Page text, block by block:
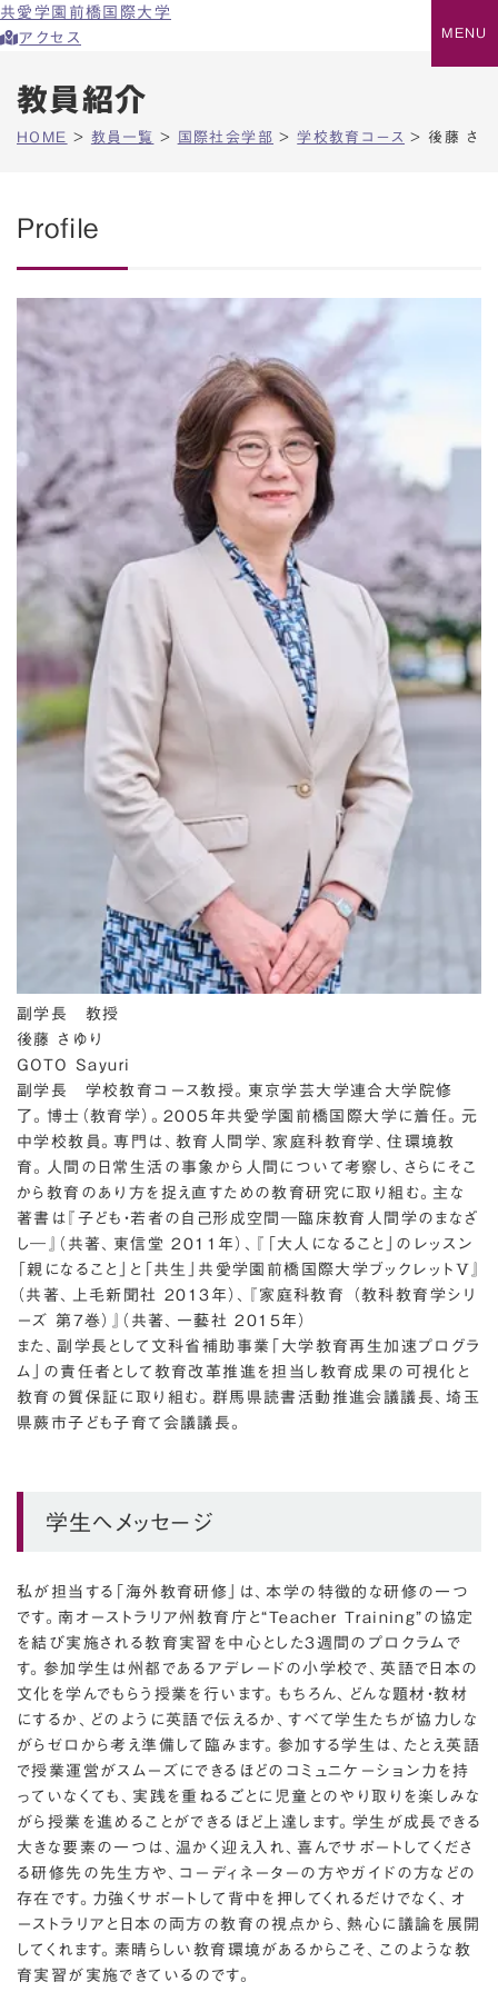
共愛学園前橋国際大学
アクセス
教員紹介
HOME > 教員一覧 > 国際社会学部 >学校教育コース >後藤 さゆ
Profile
副学長 教授
後藤 さゆり
GOTO Sayuri
副学長 学校教育コース教授。東京学芸大学連合大学院修
了。博士（教育学）。2005年共愛学園前橋国際大学に着任。元
中学校教員。専門は、教育人間学、家庭科教育学、住環境教
育。人間の日常生活の事象から人間について考察し、さらにそこ
から教育のあり方を捉え直すための教育研究に取り組む。主な
著書は『子ども・若者の自己形成空間―臨床教育人間学のまなざ
し―』（共著、東信堂 2011年）、『「大人になること」のレッスン
「親になること」と「共生」共愛学園前橋国際大学ブックレットⅤ』
（共著、上毛新聞社 2013年）、『家庭科教育 （教科教育学シリ
ーズ 第7巻）』（共著、一藝社 2015年）
また、副学長として文科省補助事業「大学教育再生加速プログラ
ム」の責任者として教育改革推進を担当し教育成果の可視化と
教育の質保証に取り組む。群馬県読書活動推進会議議長、埼玉
県蕨市子ども子育て会議議長。
学生へメッセージ
私が担当する「海外教育研修」は、本学の特徴的な研修の一つ
です。南オーストラリア州教育庁と“Teacher Training”の協定
を結び実施される教育実習を中心とした3週間のプロクラムで
す。参加学生は州都であるアデレードの小学校で、英語で日本の
文化を学んでもらう授業を行います。もちろん、どんな題材・教材
にするか、どのように英語で伝えるか、すべて学生たちが協力しな
がらゼロから考え準備して臨みます。参加する学生は、たとえ英語
で授業運営がスムーズにできるほどのコミュニケーション力を持
っていなくても、実践を重ねるごとに児童とのやり取りを楽しみな
がら授業を進めることができるほど上達します。学生が成長できる
大きな要素の一つは、温かく迎え入れ、喜んでサポートしてくださ
る研修先の先生方や、コーディネーターの方やガイドの方などの
存在です。力強くサポートして背中を押してくれるだけでなく、オ
ーストラリアと日本の両方の教育の視点から、熱心に議論を展開
してくれます。素晴らしい教育環境があるからこそ、このような教
育実習が実施できているのです。